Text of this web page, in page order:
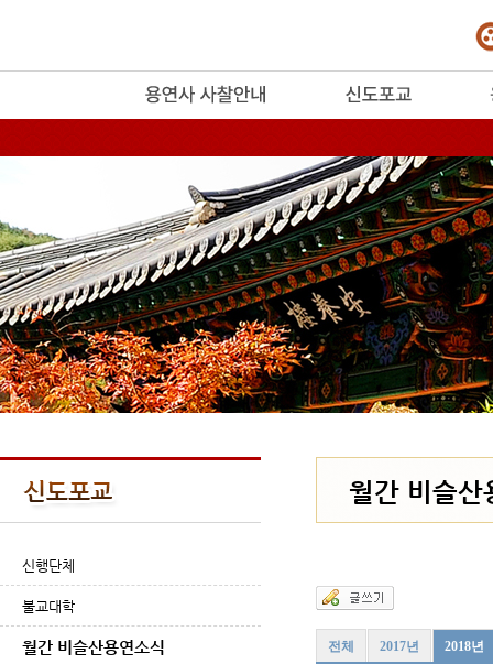
신행단체
불교대학
월간 비슬산용연소식
월간 비슬산
전체 2017년 2018년